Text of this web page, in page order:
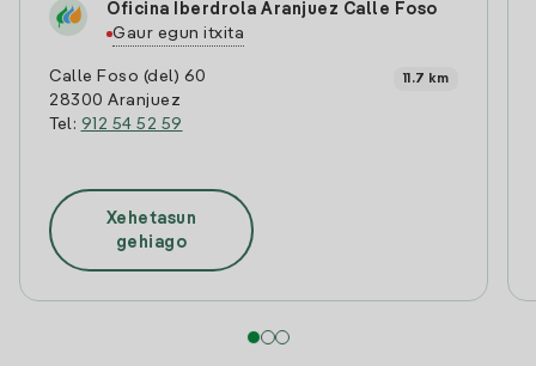
Oficina Iberdrola Aranjuez Calle Foso
Gaur egun itxita
Calle Foso (del) 60
28300 Aranjuez
Tel: 912 54 52 59
11.7 km
Xehetasun
gehiago